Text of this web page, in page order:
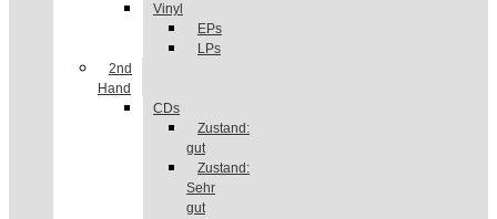
Vinyl
EPs
LPs
2nd
Hand
CDs
Zustand:
gut
Zustand:
Sehr
gut